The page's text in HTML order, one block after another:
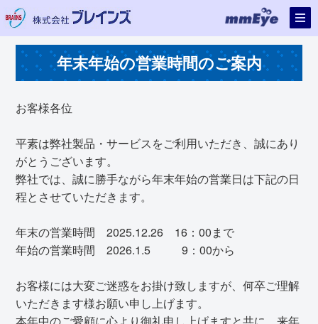
年末年始の営業時間のご案内
お客様各位
平素は弊社製品・サービスをご利用いただき、誠にあり
がとうございます。
弊社では、誠に勝手ながら年末年始の営業日は下記の日
程とさせていただきます。
年末の営業時間 2025.12.26 16：00まで
年始の営業時間 2026.1.5 9：00から
お客様には大変ご迷惑をお掛け致しますが、何卒ご理解
いただきます様お願い申し上げます。